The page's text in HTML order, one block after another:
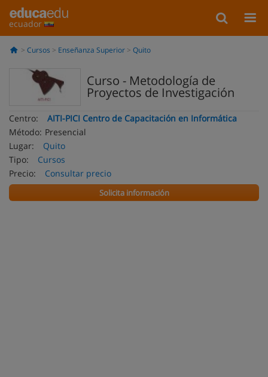
ecuador
Cursos Enseñanza Superior Quito
Curso - Metodología de
Proyectos de Investigación
Centro:
AITI-PICI Centro de Capacitación en Informática
Método: Presencial
Lugar:
Quito
Tipo:
Cursos
Precio:
Consultar precio
Solicita información